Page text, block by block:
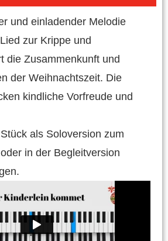
und einladender Melodie
zur Krippe und
die Zusammenkunft und
der Weihnachtszeit. Die
kindliche Vorfreude und
als Soloversion zum
in der Begleitversion